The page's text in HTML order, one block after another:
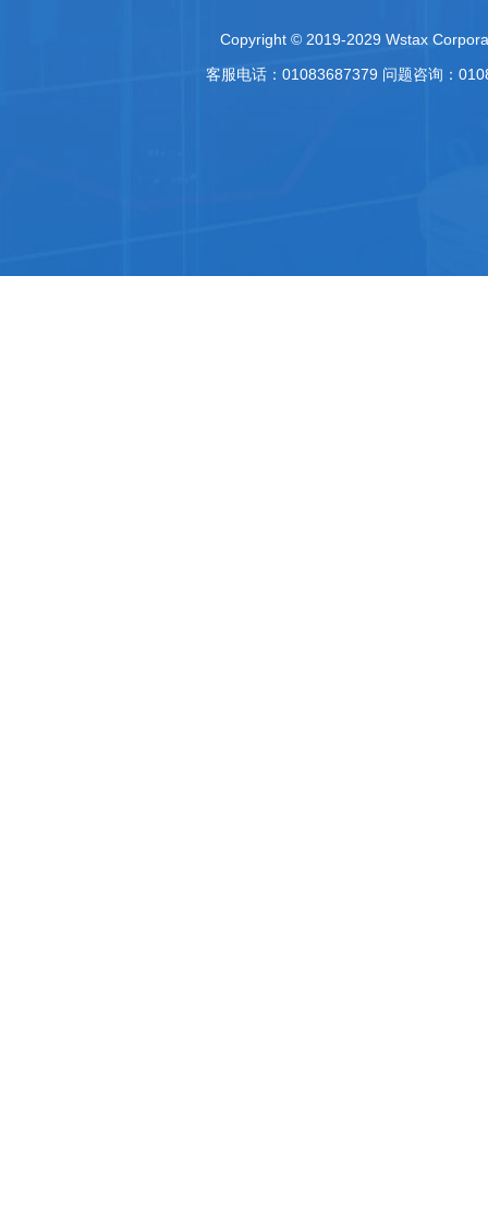
Copyright © 2019-2029 Wstax
客服电话：01083687379 问题咨询：